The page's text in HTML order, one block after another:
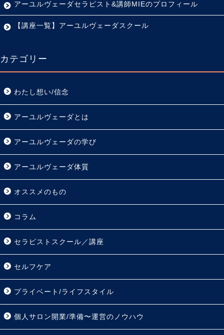
アーユルヴェーダセラピスト&講師MIEのプロフィール
【講座一覧】アーユルヴェーダスクール
カテゴリー
わたし想い/信念
アーユルヴェーダとは
アーユルヴェーダの学び
アーユルヴェーダ体質
オススメのもの
コラム
セラピストスクール／講座
セルフケア
プライベート/ライフスタイル
個人サロン開業/準備〜運営のノウハウ